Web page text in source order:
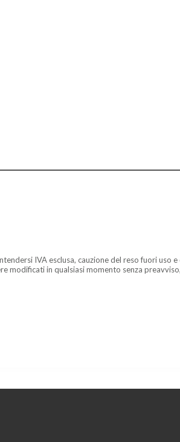
IVA esclusa, cauzione del reso fuori uso e
modificati in qualsiasi momento senza